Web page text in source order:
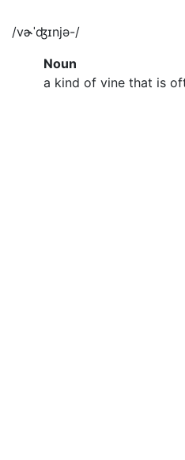
/vɚˈʤɪnjə-/
Noun
a kind of vine that is